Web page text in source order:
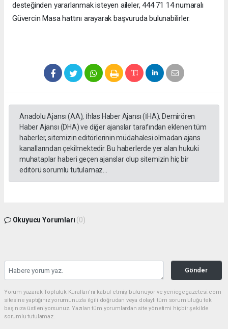
desteğinden yararlanmak isteyen aileler, 444 71 14 numaralı
Güvercin Masa hattını arayarak başvuruda bulunabilirler.
Anadolu Ajansı (AA), İhlas Haber Ajansı (İHA), Demirören
Haber Ajansı (DHA) ve diğer ajanslar tarafından eklenen tüm
haberler, sitemizin editörlerinin müdahalesi olmadan ajans
kanallarından çekilmektedir. Bu haberlerde yer alan hukuki
muhataplar haberi geçen ajanslar olup sitemizin hiç bir
editörü sorumlu tutulamaz...
Okuyucu Yorumları (0)
Gönder
Yorum yazarak Topluluk Kuralları’nı kabul etmiş bulunuyor ve yeniegegazetesi.com
sitesine yaptığınız yorumunuzla ilgili doğrudan veya dolaylı tüm sorumluluğu tek
başınıza üstleniyorsunuz. Yazılan tüm yorumlardan site yönetimi hiçbir şekilde
sorumlu tutulamaz.